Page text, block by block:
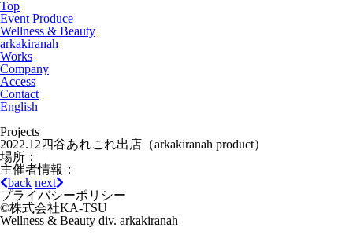
Top
Event Produce
Wellness & Beauty
arkakiranah
Works
Company
Access
Contact
English
Projects
2022.12四谷あれこれ出店（arkakiranah product）
場所：
主催者情報：
back next
プライバシーポリシー
©株式会社KA-TSU
Wellness & Beauty div. arkakiranah